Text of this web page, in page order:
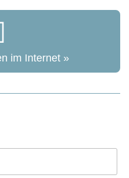
im Internet »